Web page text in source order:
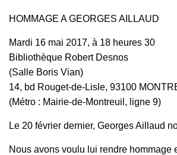
HOMMAGE A GEORGES AILLAUD
Mardi 16 mai 2017, à 18 heures 30
Bibliothèque Robert Desnos
(Salle Boris Vian)
14, bd Rouget-de-Lisle, 93100
(Métro : Mairie-de-Montreuil, ligne 9)
Le 20 février dernier, Georges Aillaud
Nous avons voulu lui rendre hommage